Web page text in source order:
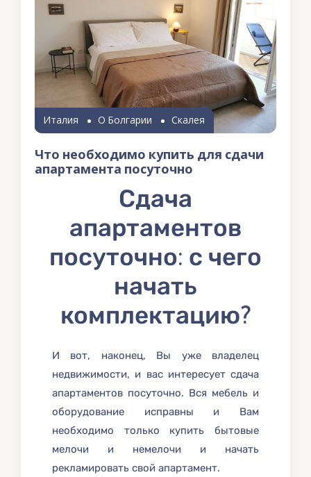
Италия О Болгарии Скалея
Что необходимо купить для сдачи
апартамента посуточно
Сдача
апартаментов
посуточно: с чего
начать
комплектацию?
И вот, наконец, Вы уже владелец
недвижимости, и вас интересует сдача
апартаментов посуточно. Вся мебель и
оборудование исправны и Вам
необходимо только купить бытовые
мелочи и немелочи и начать
рекламировать свой апартамент.